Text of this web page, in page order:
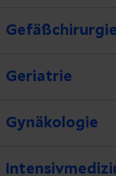
Gefäßchirurgie
Geriatrie
Gynäkologie